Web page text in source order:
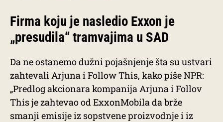
Firma koju je nasledio Exxon je
„presudila“ tramvajima u SAD
Da ne ostanemo dužni pojašnjenje šta su ustvari
zahtevali Arjuna i Follow This, kako piše NPR:
„Predlog akcionara kompanija Arjuna i Follov
This je zahtevao od ExxonMobila da brže
smanji emisije iz sopstvene proizvodnje i iz